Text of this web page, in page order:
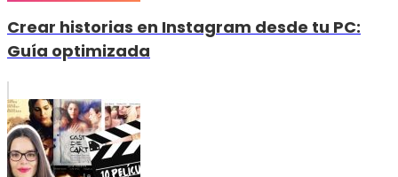
Crear historias en Instagram desde tu PC:
Guía optimizada